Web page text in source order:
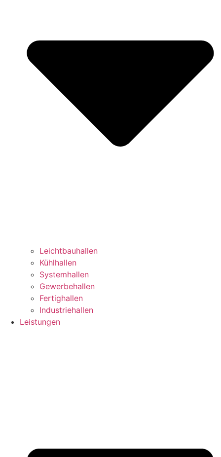
Leichtbauhallen
Kühlhallen
Systemhallen
Gewerbehallen
Fertighallen
Industriehallen
Leistungen